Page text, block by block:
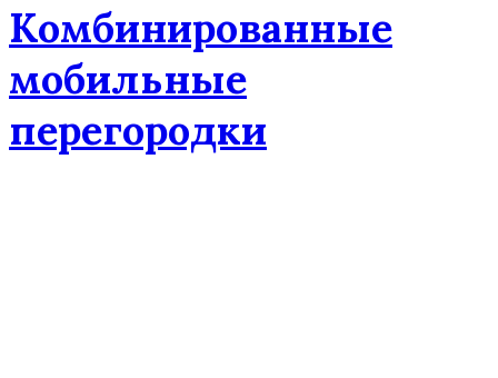
Комбинированные
мобильные
перегородки